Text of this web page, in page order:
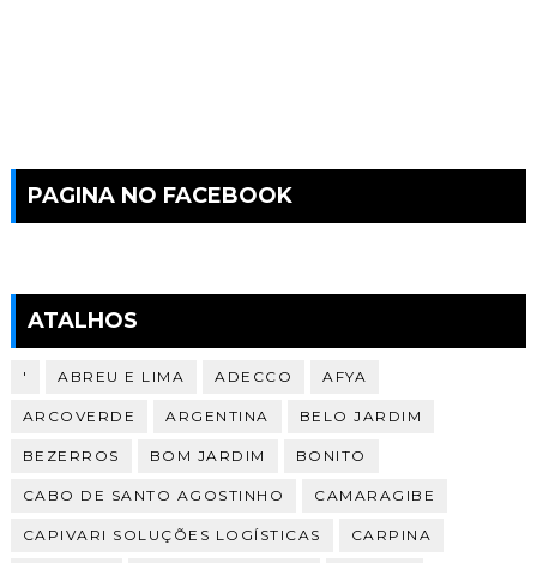
PAGINA NO FACEBOOK
ATALHOS
' ABREU E LIMA ADECCO AFYA
ARCOVERDE ARGENTINA BELO JARDIM
BEZERROS BOM JARDIM BONITO
CABO DE SANTO AGOSTINHO CAMARAGIBE
CAPIVARI SOLUÇÕES LOGÍSTICAS CARPINA